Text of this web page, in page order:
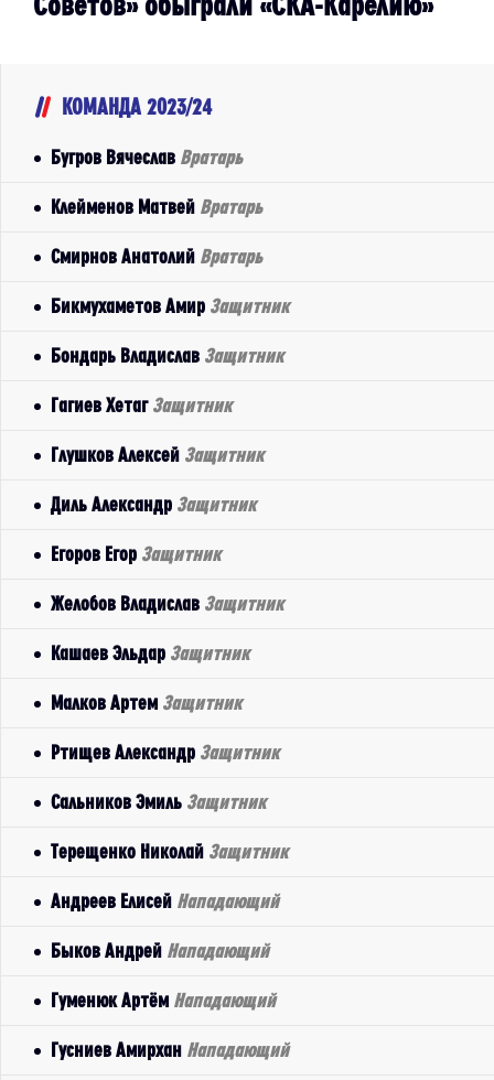
КОМАНДА 2023/24
Бугров Вячеслав Вратарь
Клейменов Матвей Вратарь
Смирнов Анатолий Вратарь
Бикмухаметов Амир Защитник
Бондарь Владислав Защитник
Гагиев Хетаг Защитник
Глушков Алексей Защитник
Диль Александр Защитник
Егоров Егор Защитник
Желобов Владислав Защитник
Кашаев Эльдар Защитник
Малков Артем Защитник
Ртищев Александр Защитник
Сальников Эмиль Защитник
Терещенко Николай Защитник
Андреев Елисей Нападающий
Быков Андрей Нападающий
Гуменюк Артём Нападающий
Гусниев Амирхан Нападающий